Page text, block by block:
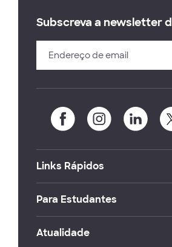
Subscreva a newsletter
Links Rápidos
Para Estudantes
Atualidade